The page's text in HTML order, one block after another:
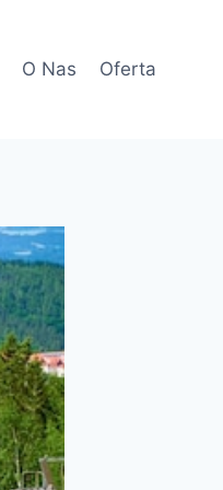
O Nas Oferta